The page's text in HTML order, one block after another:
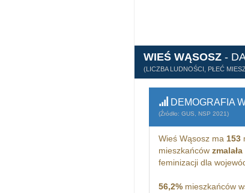
WIEŚ WĄSOSZ -
(LICZBA LUDNOŚCI, PŁEĆ
DEMOGRAFIA
(Źródło: GUS, NSP 2021)
Wieś Wąsosz ma 153
mieszkańców zmalała
feminizacji dla
56,2%mieszkańców